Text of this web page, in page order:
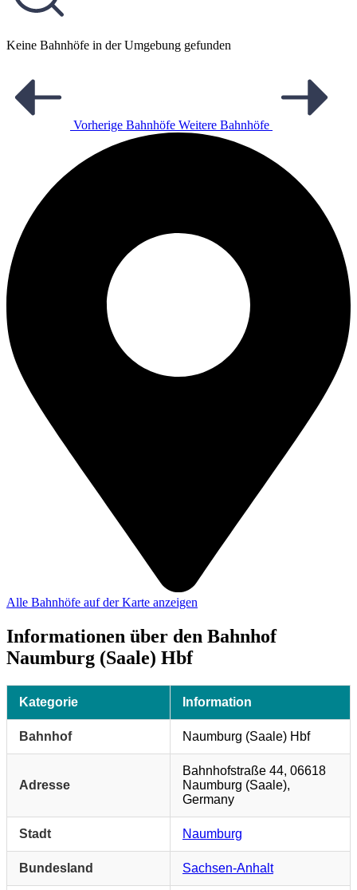
Keine Bahnhöfe in der Umgebung gefunden
Vorherige Bahnhöfe Weitere Bahnhöfe
Alle Bahnhöfe auf der Karte anzeigen
Informationen über den Bahnhof
Naumburg (Saale) Hbf
Kategorie Information
Bahnhof Naumburg (Saale) Hbf
Adresse
Bahnhofstraße 44, 06618
Naumburg (Saale),
Germany
Stadt Naumburg
Bundesland Sachsen-Anhalt